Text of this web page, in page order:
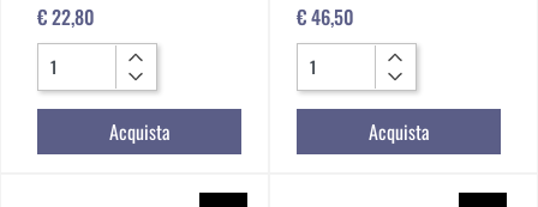
€ 22,80
Quantità
Acquista
€ 46,50
Quantità
Acquista